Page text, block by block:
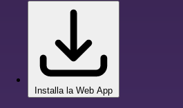
Installa la Web App